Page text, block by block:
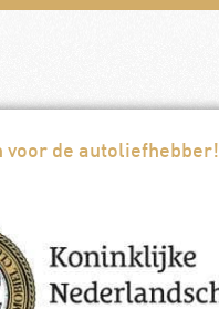
voor de autoliefhebber!